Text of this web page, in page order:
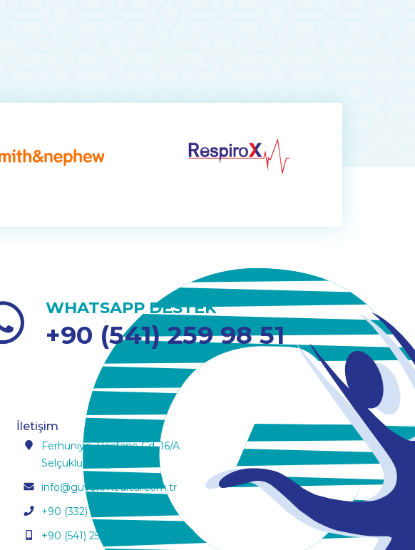
WHATSAPP DESTEK
+90 (541) 259 98 51
İletişim
Ferhuniye, Hastane Cd. 16/A
Selçuklu/Konya
info@guvenmedical.com.tr
+90 (332) 353 29 27
+90 (541) 259 98 51